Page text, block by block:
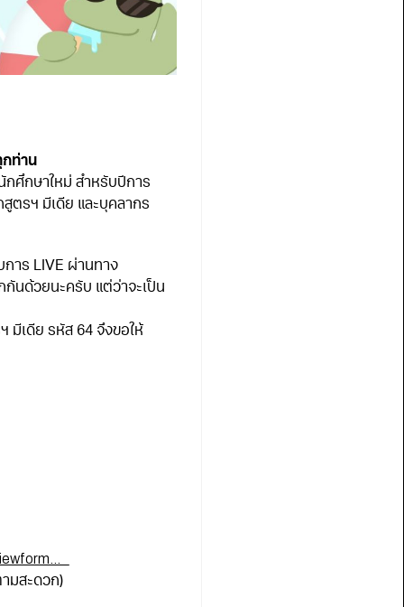
กท่าน
กศึกษาใหม่ สำหรับปีการ
ตรฯ มีเดีย และบุคลากร
การ LIVE ผ่านทาง
นด้วยนะครับ แต่ว่าจะเป็น
มีเดีย รหัส 64 จึงขอให้
มสะดวก)